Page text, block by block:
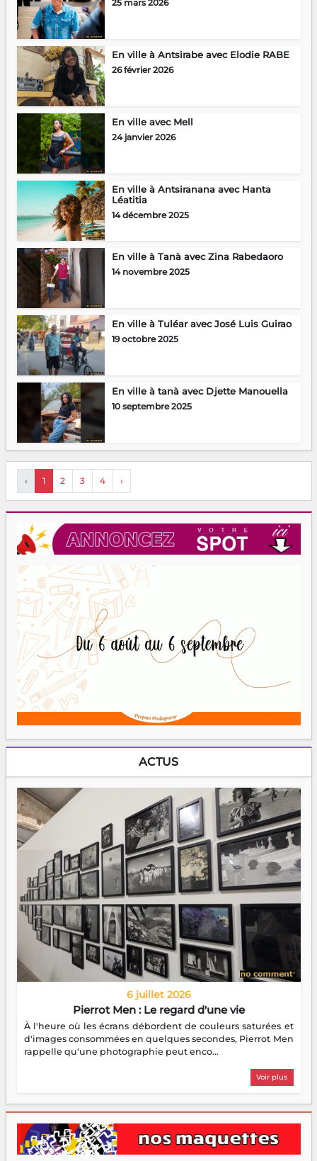
25 mars 2026
En ville à Antsirabe avec Elodie RABE
26 février 2026
En ville avec Mell
24 janvier 2026
En ville à Antsiranana avec Hanta
Léatitia
14 décembre 2025
En ville à Tanà avec Zina Rabedaoro
14 novembre 2025
En ville à Tuléar avec José Luis Guirao
19 octobre 2025
En ville à tanà avec Djette Manouella
10 septembre 2025
‹ 1 2 3 4 ›
ACTUS
6 juillet 2026
Pierrot Men : Le regard d'une vie
À l'heure où les écrans débordent de couleurs saturées et
d'images consommées en quelques secondes, Pierrot Men
rappelle qu'une photographie peut enco...
Voir plus